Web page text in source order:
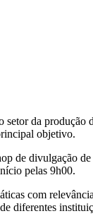
da produção
objetivo.
de divulgação
pelas 9h00.
com
diferentes